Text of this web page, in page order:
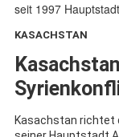
KASACHSTAN
Kasachstan richtet